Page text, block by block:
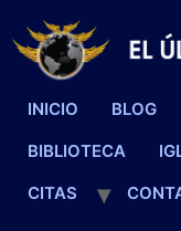
INICIO BLOG
BIBLIOTECA
CITAS